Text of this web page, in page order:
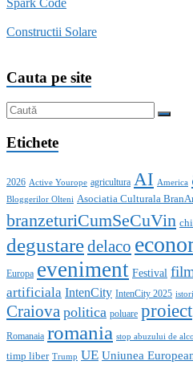
Spark Code
Constructii Solare
Cauta pe site
Etichete
2026 Active Yourope agricultura AI America
Bloggerilor Olteni Asociatia Culturala
branzeturiCumSeCuVin
degustaredelaco
Europa eveniment Festival
artificiala IntenCity IntenCity 2025
Craiova politica poluare proiect
Romanaia romania stop abuzului de
timp liber Trump UE Uniunea